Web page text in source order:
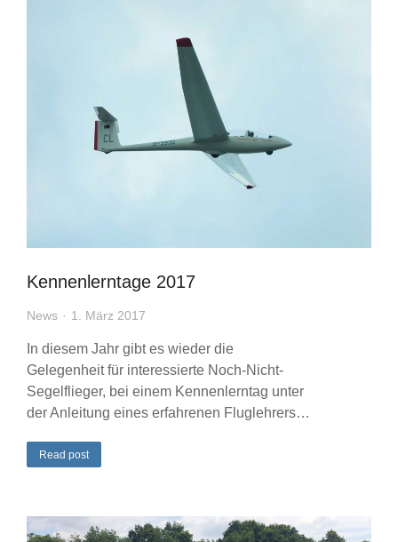
Kennenlerntage 2017
News 1. März 2017
In diesem Jahr gibt es wieder die
Gelegenheit für interessierte Noch-Nicht-
Segelflieger, bei einem Kennenlerntag unter
der Anleitung eines erfahrenen Fluglehrers…
Read post